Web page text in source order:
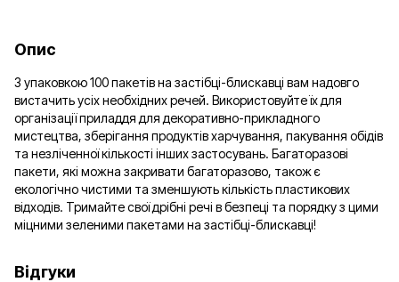
Опис
З упаковкою 100 пакетів на застібці-блискавці вам надовго
вистачить усіх необхідних речей. Використовуйте їх для
організації приладдя для декоративно-прикладного
мистецтва, зберігання продуктів харчування, пакування обідів
та незліченної кількості інших застосувань. Багаторазові
пакети, які можна закривати багаторазово, також є
екологічно чистими та зменшують кількість пластикових
відходів. Тримайте свої дрібні речі в безпеці та порядку з цими
міцними зеленими пакетами на застібці-блискавці!
Відгуки